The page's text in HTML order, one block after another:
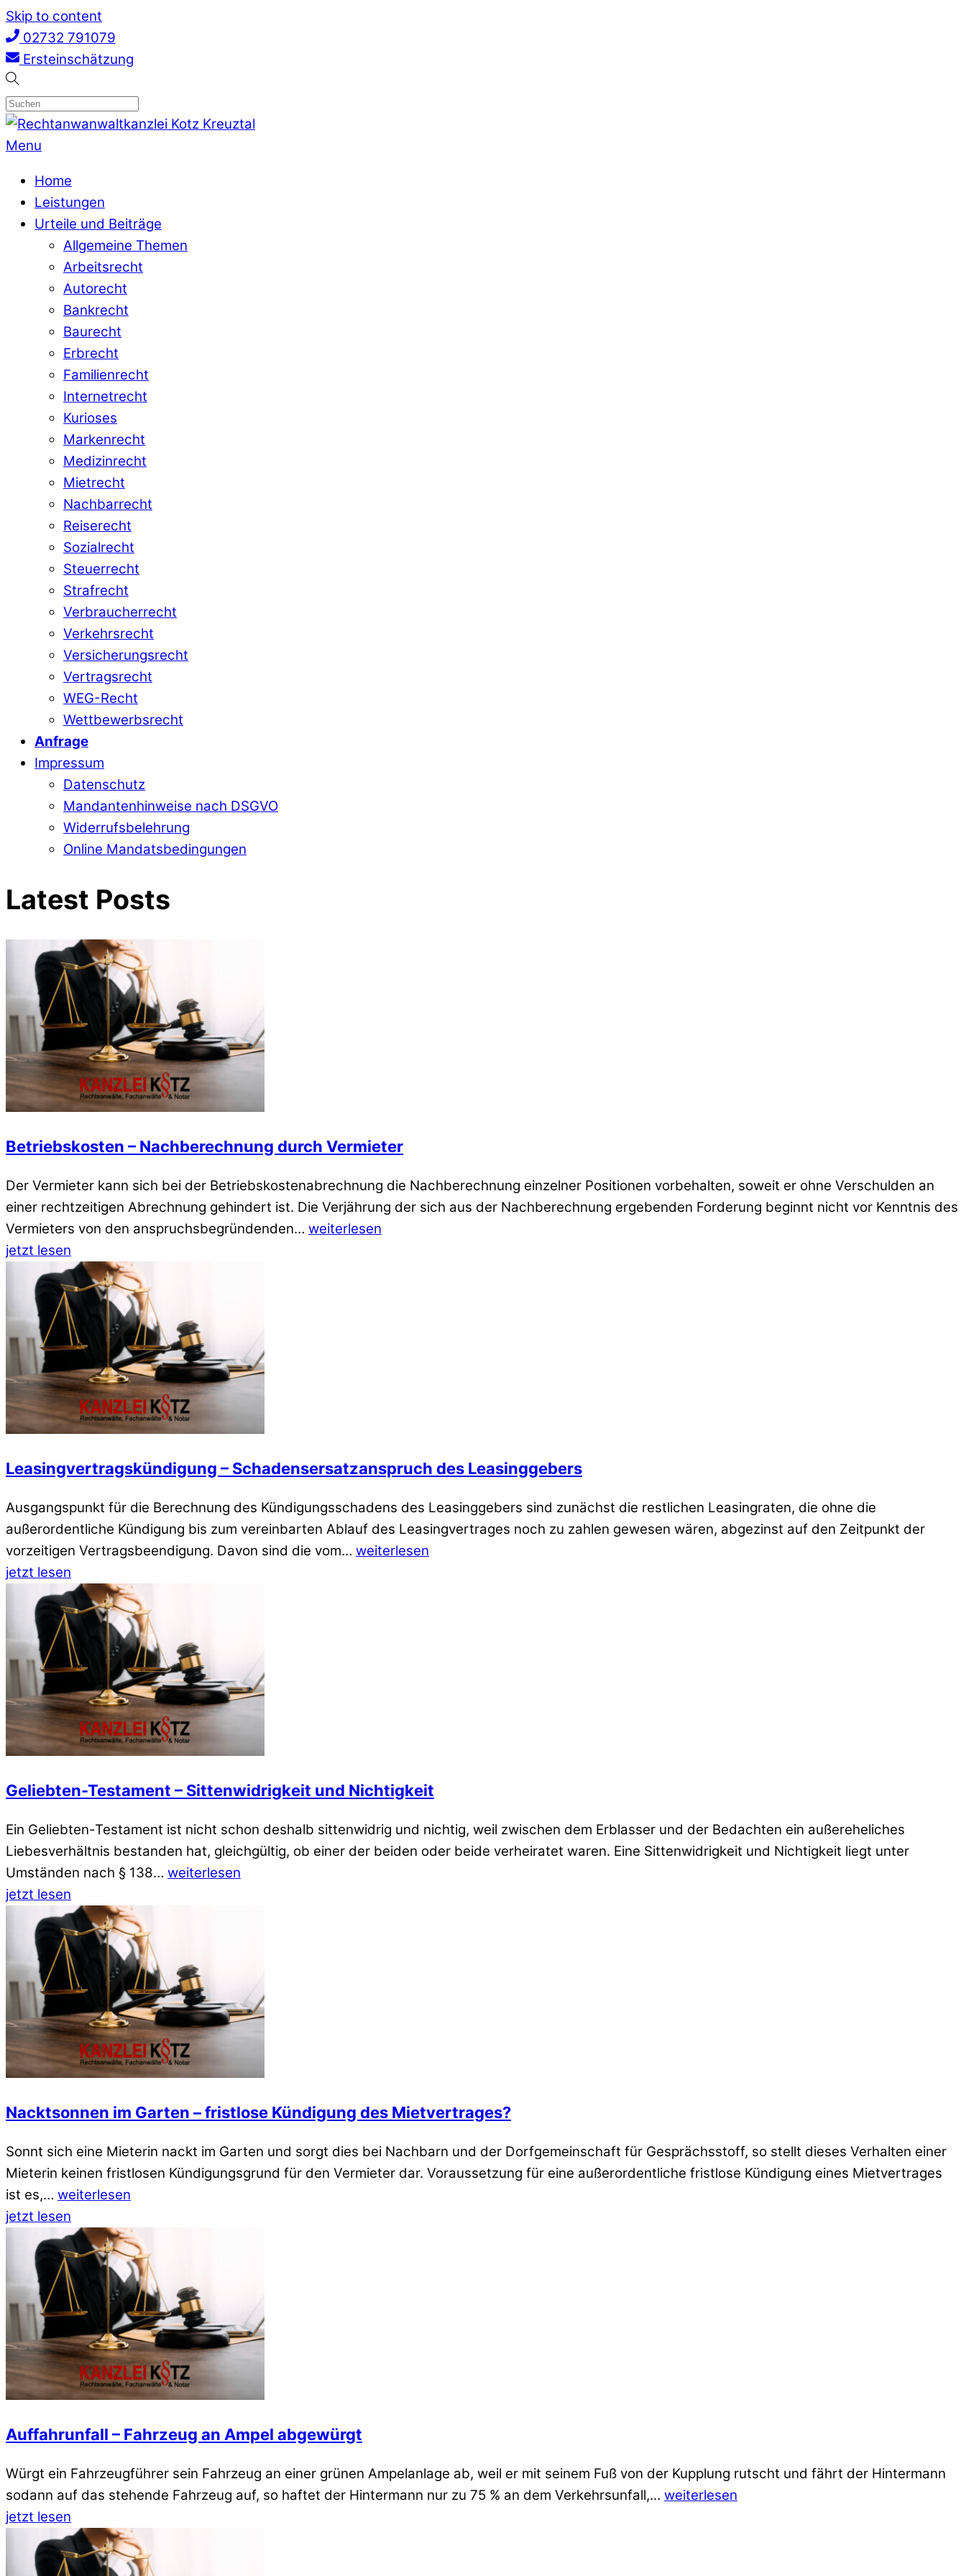
Skip to content
02732 791079
Ersteinschätzung
Menu
Home
Leistungen
Urteile und Beiträge
Allgemeine Themen
Arbeitsrecht
Autorecht
Bankrecht
Baurecht
Erbrecht
Familienrecht
Internetrecht
Kurioses
Markenrecht
Medizinrecht
Mietrecht
Nachbarrecht
Reiserecht
Sozialrecht
Steuerrecht
Strafrecht
Verbraucherrecht
Verkehrsrecht
Versicherungsrecht
Vertragsrecht
WEG-Recht
Wettbewerbsrecht
Anfrage
Impressum
Datenschutz
Mandantenhinweise nach DSGVO
Widerrufsbelehrung
Online Mandatsbedingungen
Latest Posts
Betriebskosten – Nachberechnung durch Vermieter
Der Vermieter kann sich bei der Betriebskostenabrechnung die Nachberechnung einzelner Positionen vorbehalten, soweit er ohne Verschulden an
einer rechtzeitigen Abrechnung gehindert ist. Die Verjährung der sich aus der Nachberechnung ergebenden Forderung beginnt nicht vor Kenntnis des
Vermieters von den anspruchsbegründenden… weiterlesen
jetzt lesen
Leasingvertragskündigung – Schadensersatzanspruch des Leasinggebers
Ausgangspunkt für die Berechnung des Kündigungsschadens des Leasinggebers sind zunächst die restlichen Leasingraten, die ohne die
außerordentliche Kündigung bis zum vereinbarten Ablauf des Leasingvertrages noch zu zahlen gewesen wären, abgezinst auf den Zeitpunkt der
vorzeitigen Vertragsbeendigung. Davon sind die vom… weiterlesen
jetzt lesen
Geliebten-Testament – Sittenwidrigkeit und Nichtigkeit
Ein Geliebten-Testament ist nicht schon deshalb sittenwidrig und nichtig, weil zwischen dem Erblasser und der Bedachten ein außereheliches
Liebesverhältnis bestanden hat, gleichgültig, ob einer der beiden oder beide verheiratet waren. Eine Sittenwidrigkeit und Nichtigkeit liegt unter
Umständen nach § 138… weiterlesen
jetzt lesen
Nacktsonnen im Garten – fristlose Kündigung des Mietvertrages?
Sonnt sich eine Mieterin nackt im Garten und sorgt dies bei Nachbarn und der Dorfgemeinschaft für Gesprächsstoff, so stellt dieses Verhalten einer
Mieterin keinen fristlosen Kündigungsgrund für den Vermieter dar. Voraussetzung für eine außerordentliche fristlose Kündigung eines Mietvertrages
ist es,… weiterlesen
jetzt lesen
Auffahrunfall – Fahrzeug an Ampel abgewürgt
Würgt ein Fahrzeugführer sein Fahrzeug an einer grünen Ampelanlage ab, weil er mit seinem Fuß von der Kupplung rutscht und fährt der Hintermann
sodann auf das stehende Fahrzeug auf, so haftet der Hintermann nur zu 75 % an dem Verkehrsunfall,… weiterlesen
jetzt lesen